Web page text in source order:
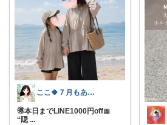
ここ🍀７月もありがとう🍀
🉐本日までLINE1000円off🎀
“隠 ...